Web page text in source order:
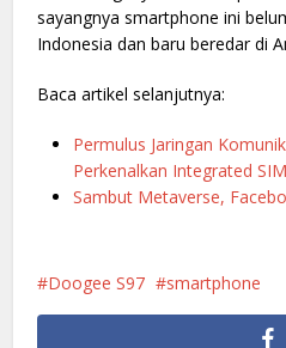
sayangnya smartphone ini
Indonesia dan baru beredar di
Baca artikel selanjutnya:
Permulus Jaringan
Perkenalkan Integrated
Sambut Metaverse,
Doogee S97 smartphone